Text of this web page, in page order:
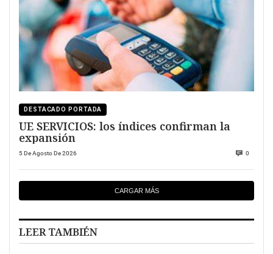
DESTACADO PORTADA
UE SERVICIOS: los índices confirman la
expansión
5 De Agosto De 2026 0
CARGAR MÁS
LEER TAMBIÉN